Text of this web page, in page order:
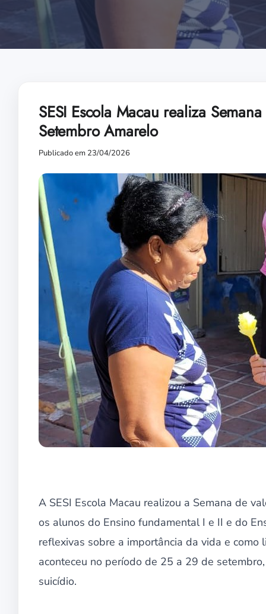
SESI Escola Macau realiza
Setembro Amarelo
Publicado em 23/04/2026
A SESI Escola Macau realizou a Semana de
os alunos do Ensino fundamental I e II e do
reflexivas sobre a importância da vida e
aconteceu no período de 25 a 29 de
suicídio.